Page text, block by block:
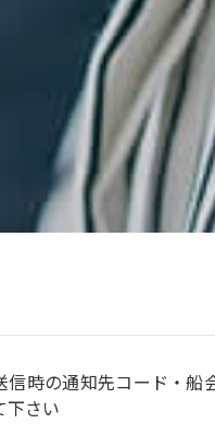
信時の通知先コード・船
下さい